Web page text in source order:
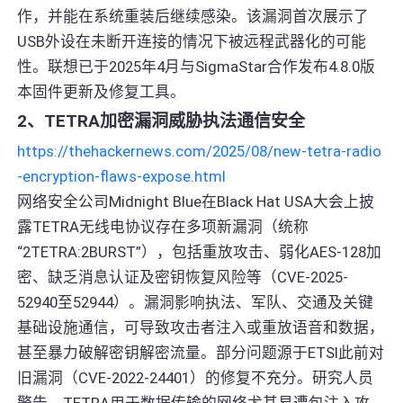
作，并能在系统重装后继续感染。该漏洞首次展示了
USB外设在未断开连接的情况下被远程武器化的可能
性。联想已于2025年4月与SigmaStar合作发布4.8.0版
本固件更新及修复工具。
2、TETRA加密漏洞威胁执法通信安全
https://thehackernews.com/2025/08/new-tetra-radio
-encryption-flaws-expose.html
网络安全公司Midnight Blue在Black Hat USA大会上披
露TETRA无线电协议存在多项新漏洞（统称
“2TETRA:2BURST”），包括重放攻击、弱化AES-128加
密、缺乏消息认证及密钥恢复风险等（CVE-2025-
52940至52944）。漏洞影响执法、军队、交通及关键
基础设施通信，可导致攻击者注入或重放语音和数据，
甚至暴力破解密钥解密流量。部分问题源于ETSI此前对
旧漏洞（CVE-2022-24401）的修复不充分。研究人员